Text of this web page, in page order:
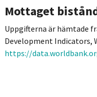
Mottaget
Uppgifterna är hämtade
Development Indicators,
https://